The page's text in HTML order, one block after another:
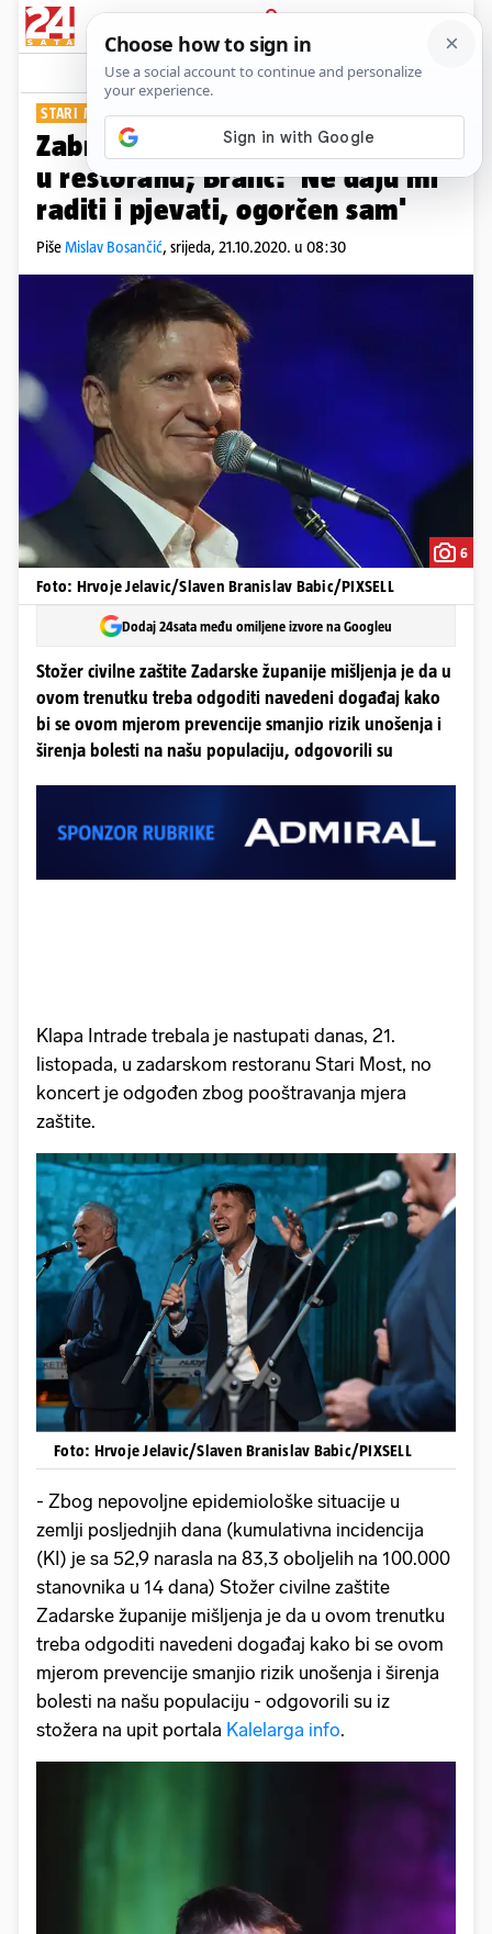
PRIJAVA
Show Komentari
STARI MOST U ZADRU
Zabranjen koncert klape Intrade
u restoranu; Bralić: 'Ne daju mi
raditi i pjevati, ogorčen sam'
PišeMislav Bosančić, srijeda, 21.10.2020. u 08:30
6
Foto: Hrvoje Jelavic/Slaven Branislav Babic/PIXSELL
Dodaj 24sata među omiljene izvore na Googleu
Stožer civilne zaštite Zadarske županije mišljenja je da u
ovom trenutku treba odgoditi navedeni događaj kako
bi se ovom mjerom prevencije smanjio rizik unošenja i
širenja bolesti na našu populaciju, odgovorili su
Klapa Intrade trebala je nastupati danas, 21.
listopada, u zadarskom restoranu Stari Most, no
koncert je odgođen zbog pooštravanja mjera
zaštite.
Foto: Hrvoje Jelavic/Slaven Branislav Babic/PIXSELL
- Zbog nepovoljne epidemiološke situacije u
zemlji posljednjih dana (kumulativna incidencija
(KI) je sa 52,9 narasla na 83,3 oboljelih na 100.000
stanovnika u 14 dana) Stožer civilne zaštite
Zadarske županije mišljenja je da u ovom trenutku
treba odgoditi navedeni događaj kako bi se ovom
mjerom prevencije smanjio rizik unošenja i širenja
bolesti na našu populaciju - odgovorili su iz
stožera na upit portala Kalelarga info.